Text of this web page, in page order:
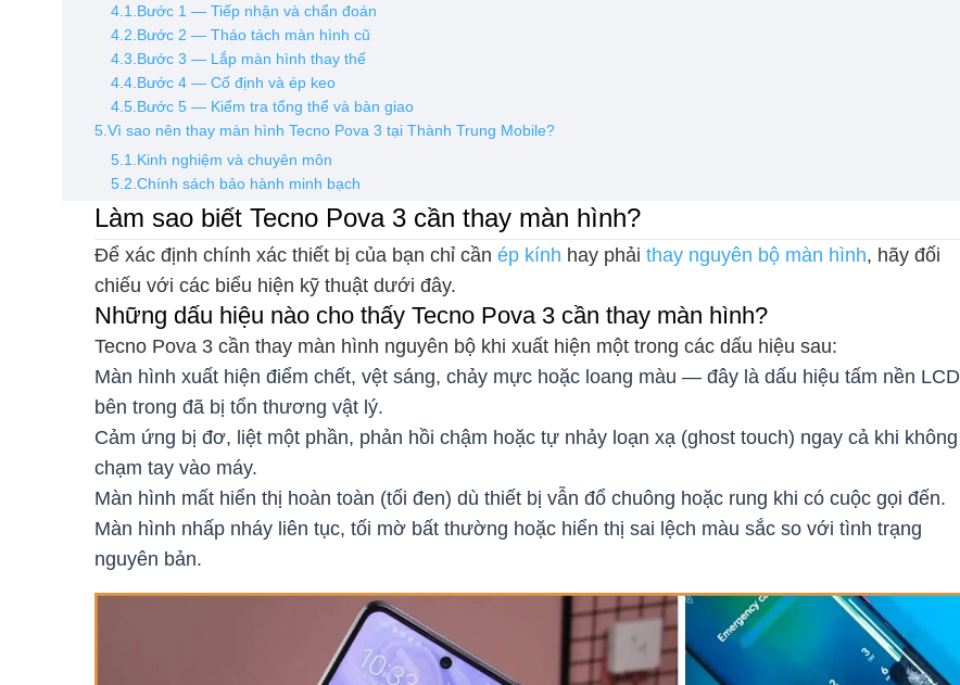
4.1.Bước 1 — Tiếp nhận và chẩn đoán
4.2.Bước 2 — Tháo tách màn hình cũ
4.3.Bước 3 — Lắp màn hình thay thế
4.4.Bước 4 — Cố định và ép keo
4.5.Bước 5 — Kiểm tra tổng thể và bàn giao
5.Vì sao nên thay màn hình Tecno Pova 3 tại Thành Trung Mobile?
5.1.Kinh nghiệm và chuyên môn
5.2.Chính sách bảo hành minh bạch
Làm sao biết Tecno Pova 3 cần thay màn hình?
Để xác định chính xác thiết bị của bạn chỉ cần ép kính hay phải thay nguyên bộ màn hình, hãy đối
chiếu với các biểu hiện kỹ thuật dưới đây.
Những dấu hiệu nào cho thấy Tecno Pova 3 cần thay màn hình?
Tecno Pova 3 cần thay màn hình nguyên bộ khi xuất hiện một trong các dấu hiệu sau:
Màn hình xuất hiện điểm chết, vệt sáng, chảy mực hoặc loang màu — đây là dấu hiệu tấm nền LCD
bên trong đã bị tổn thương vật lý.
Cảm ứng bị đơ, liệt một phần, phản hồi chậm hoặc tự nhảy loạn xạ (ghost touch) ngay cả khi không
chạm tay vào máy.
Màn hình mất hiển thị hoàn toàn (tối đen) dù thiết bị vẫn đổ chuông hoặc rung khi có cuộc gọi đến.
Màn hình nhấp nháy liên tục, tối mờ bất thường hoặc hiển thị sai lệch màu sắc so với tình trạng
nguyên bản.